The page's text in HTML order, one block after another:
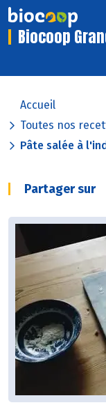
Biocoop
Accueil
Toutes nos
Pâte salée à
Partager sur